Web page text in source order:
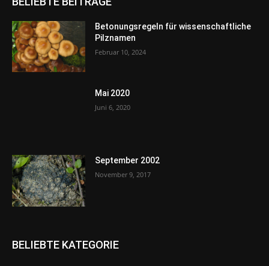
Betonungsregeln für wissenschaftliche
Pilznamen
Februar 10, 2024
Mai 2020
Juni 6, 2020
September 2002
November 9, 2017
BELIEBTE KATEGORIE